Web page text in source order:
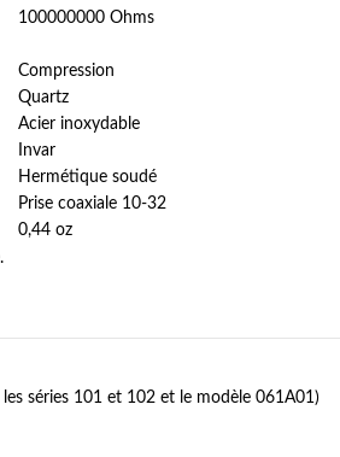
100000000 Ohms
Compression
Quartz
Acier inoxydable
Invar
Hermétique soudé
Prise coaxiale 10-32
0,44 oz
séries 101 et 102 et le modèle 061A01)